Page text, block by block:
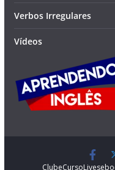
Verbos Irregulares
Vídeos
ClubeCursoLives